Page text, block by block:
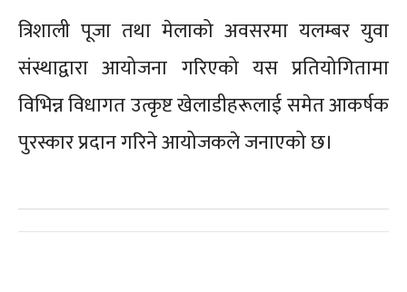
त्रिशाली पूजा तथा मेलाको अवसरमा यलम्बर युवा
संस्थाद्वारा आयोजना गरिएको यस प्रतियोगितामा
विभिन्न विधागत उत्कृष्ट खेलाडीहरूलाई समेत आकर्षक
पुरस्कार प्रदान गरिने आयोजकले जनाएको छ।